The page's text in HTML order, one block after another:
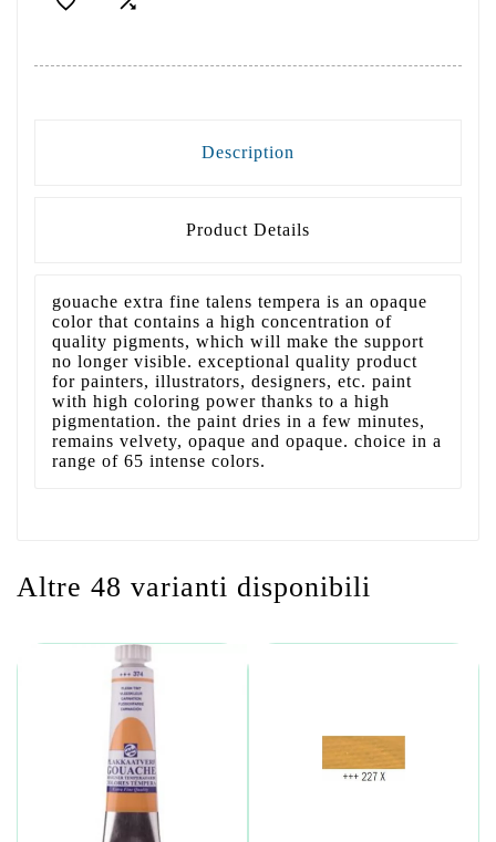
Description
Product Details
gouache extra fine talens tempera is an opaque
color that contains a high concentration of
quality pigments, which will make the support
no longer visible. exceptional quality product
for painters, illustrators, designers, etc. paint
with high coloring power thanks to a high
pigmentation. the paint dries in a few minutes,
remains velvety, opaque and opaque. choice in a
range of 65 intense colors.
Altre 48 varianti disponibili